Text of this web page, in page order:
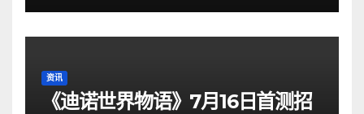
资讯
《迪诺世界物语》7月16日首测招